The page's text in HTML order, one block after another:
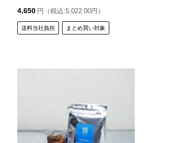
4,650 円（税込:5,022.00円）
送料当社負担 まとめ買い対象